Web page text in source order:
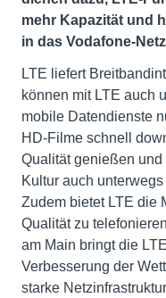
mehr Kapazität und
in das Vodafone-
LTE liefert
können mit LTE auch
mobile Datendienste
HD-Filme schnell
Qualität genießen
Kultur auch
Zudem bietet LTE die
Qualität zu
am Main bringt die
Verbesserung der
starke